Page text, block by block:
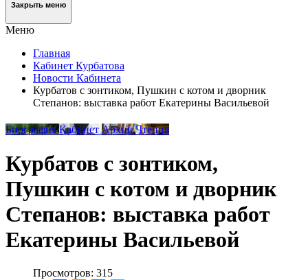
Закрыть меню
Меню
Главная
Кабинет Курбатова
Новости Кабинета
Курбатов с зонтиком, Пушкин с котом и дворник
Степанов: выставка работ Екатерины Васильевой
БиографияКабинетАрхивЧтения
Курбатов с зонтиком,
Пушкин с котом и дворник
Степанов: выставка работ
Екатерины Васильевой
Просмотров: 315